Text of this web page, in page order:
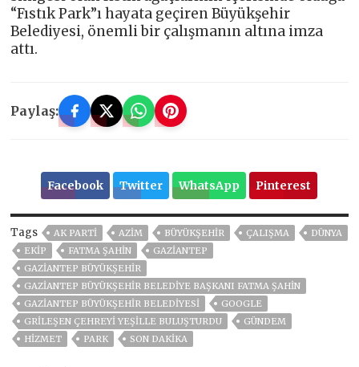
“Fıstık Park”ı hayata geçiren Büyükşehir
Belediyesi, önemli bir çalışmanın altına imza
attı.
Paylaş:
Facebook Twitter WhatsApp Pinterest
Tags AK PARTİ AZİM BÜYÜKŞEHİR ÇALIŞMA
DÜNYA
EKİP
FATMA ŞAHİN
GAZIANTEP
GAZİANTEP BÜYÜKŞEHİR
GAZIANTEP BÜYÜKŞEHIR BELEDIYE BAŞKANI FATMA ŞAHIN
GAZİANTEP BÜYÜKŞEHİR BELEDİYESİ
GOOGLE
GRİLEŞEN ÇEHREYİ YEŞİLLE BULUŞTURDU
GÜNDEM
HİZMET
PARK SON DAKIKA